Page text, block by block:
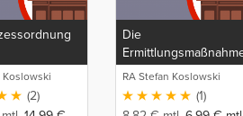
Koslowski
(2)
Die
RA Stefan Koslowski
(1)